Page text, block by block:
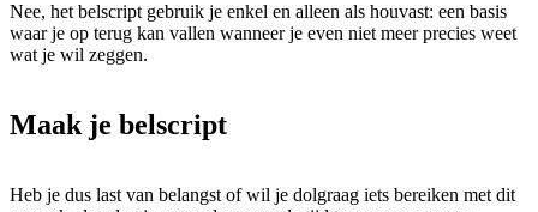
Nee, het belscript gebruik je enkel en alleen als houvast: een basis
waar je op terug kan vallen wanneer je even niet meer precies weet
wat je wil zeggen.
Maak je belscript
Heb je dus last van belangst of wil je dolgraag iets bereiken met dit